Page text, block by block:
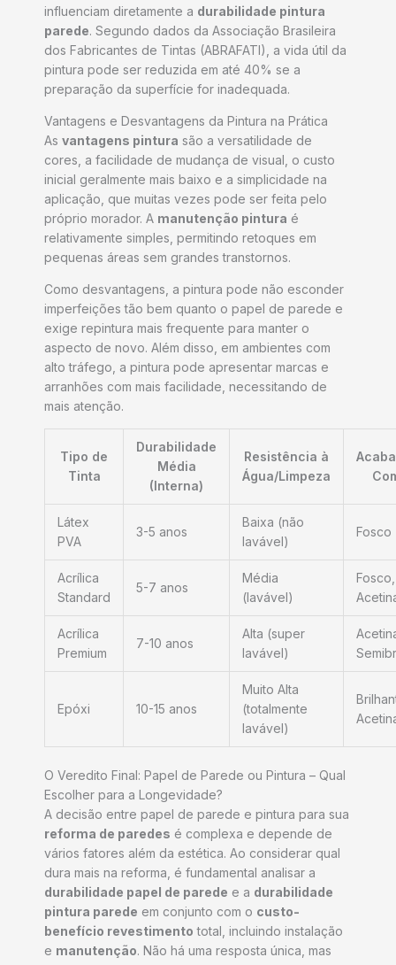
influenciam diretamente a durabilidade pintura
parede. Segundo dados da Associação Brasileira
dos Fabricantes de Tintas (ABRAFATI), a vida útil da
pintura pode ser reduzida em até 40% se a
preparação da superfície for inadequada.
Vantagens e Desvantagens da Pintura na Prática
As vantagens pintura são a versatilidade de
cores, a facilidade de mudança de visual, o custo
inicial geralmente mais baixo e a simplicidade na
aplicação, que muitas vezes pode ser feita pelo
próprio morador. A manutenção pintura é
relativamente simples, permitindo retoques em
pequenas áreas sem grandes transtornos.
Como desvantagens, a pintura pode não esconder
imperfeições tão bem quanto o papel de parede e
exige repintura mais frequente para manter o
aspecto de novo. Além disso, em ambientes com
alto tráfego, a pintura pode apresentar marcas e
arranhões com mais facilidade, necessitando de
mais atenção.
Tipo de
Tinta
Durabilidade
Média
(Interna)
Resistência à
Água/Limpeza
Látex
PVA
3-5 anos
Baixa (não
lavável)
Fosco
Acrílica
Standard
5-7 anos
Média
(lavável)
Fosco,
Acrílica
Premium
7-10 anos
Alta (super
lavável)
Epóxi 10-15 anos
Muito Alta
(totalmente
lavável)
O Veredito Final: Papel de Parede ou Pintura – Qual
Escolher para a Longevidade?
A decisão entre papel de parede e pintura para sua
reforma de paredes é complexa e depende de
vários fatores além da estética. Ao considerar qual
dura mais na reforma, é fundamental analisar a
durabilidade papel de parede e a durabilidade
pintura parede em conjunto com o custo-
benefício revestimento total, incluindo instalação
e manutenção. Não há uma resposta única, mas